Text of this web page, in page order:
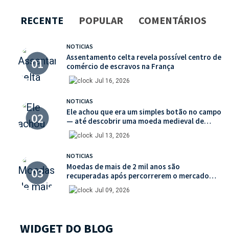
RECENTE POPULAR COMENTÁRIOS
NOTICIAS
Assentamento celta revela possível centro de
comércio de escravos na França
Jul 16, 2026
NOTICIAS
Ele achou que era um simples botão no campo
— até descobrir uma moeda medieval de
valor histórico incalculável
Jul 13, 2026
NOTICIAS
Moedas de mais de 2 mil anos são
recuperadas após percorrerem o mercado
ilegal de antiguidades
Jul 09, 2026
WIDGET DO BLOG